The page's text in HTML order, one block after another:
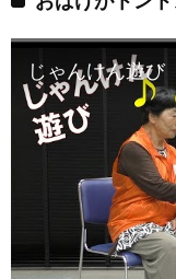
じゃんけん遊び